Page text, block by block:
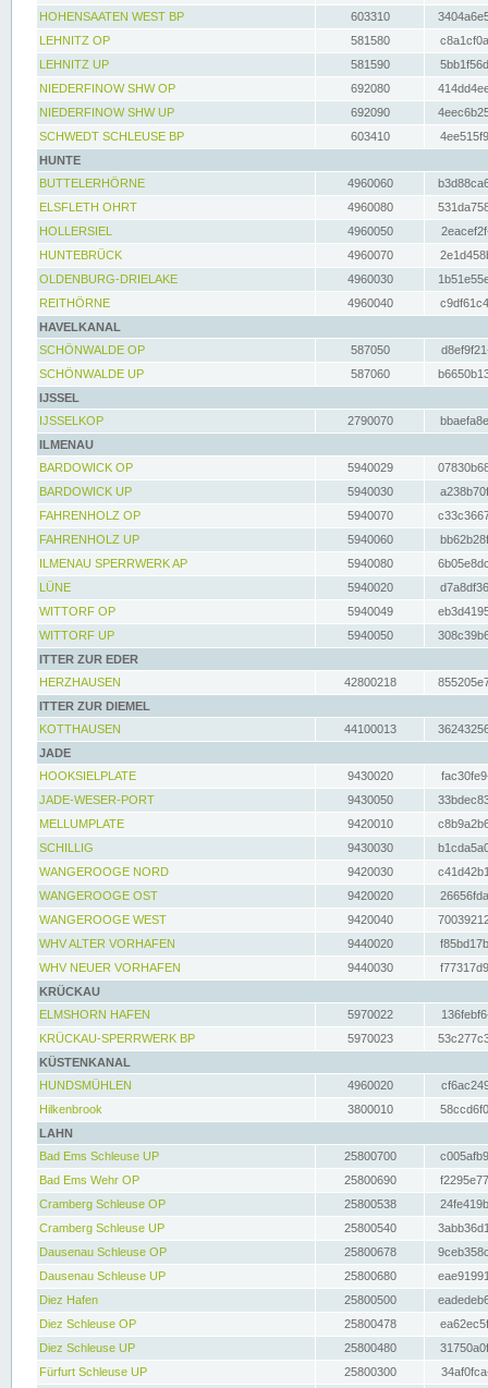
HOHENSAATEN WEST BP
603310
LEHNITZ OP
581580
LEHNITZ UP
581590
NIEDERFINOW SHW OP
692080
NIEDERFINOW SHW UP
692090
SCHWEDT SCHLEUSE BP
603410
HUNTE
BUTTELERHÖRNE
4960060
ELSFLETH OHRT
4960080
HOLLERSIEL
4960050
HUNTEBRÜCK
4960070
OLDENBURG-DRIELAKE
4960030
REITHÖRNE
4960040
HAVELKANAL
SCHÖNWALDE OP
587050
SCHÖNWALDE UP
587060
IJSSEL
IJSSELKOP
2790070
ILMENAU
BARDOWICK OP
5940029
BARDOWICK UP
5940030
FAHRENHOLZ OP
5940070
FAHRENHOLZ UP
5940060
ILMENAU SPERRWERK AP
5940080
LÜNE
5940020
WITTORF OP
5940049
WITTORF UP
5940050
ITTER ZUR EDER
HERZHAUSEN
42800218
ITTER ZUR DIEMEL
KOTTHAUSEN
44100013
JADE
HOOKSIELPLATE
9430020
JADE-WESER-PORT
9430050
MELLUMPLATE
9420010
SCHILLIG
9430030
WANGEROOGE NORD
9420030
WANGEROOGE OST
9420020
WANGEROOGE WEST
9420040
WHV ALTER VORHAFEN
9440020
WHV NEUER VORHAFEN
9440030
KRÜCKAU
ELMSHORN HAFEN
5970022
KRÜCKAU-SPERRWERK BP
5970023
KÜSTENKANAL
HUNDSMÜHLEN
4960020
Hilkenbrook
3800010
LAHN
Bad Ems Schleuse UP
25800700
Bad Ems Wehr OP
25800690
Cramberg Schleuse OP
25800538
Cramberg Schleuse UP
25800540
Dausenau Schleuse OP
25800678
Dausenau Schleuse UP
25800680
Diez Hafen
25800500
Diez Schleuse OP
25800478
Diez Schleuse UP
25800480
Fürfurt Schleuse UP
25800300